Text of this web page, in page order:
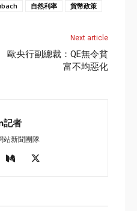
自然利率 貨幣政策
Next article
歐央行副總裁：QE無令貧
富不均惡化
記者
站新聞團隊